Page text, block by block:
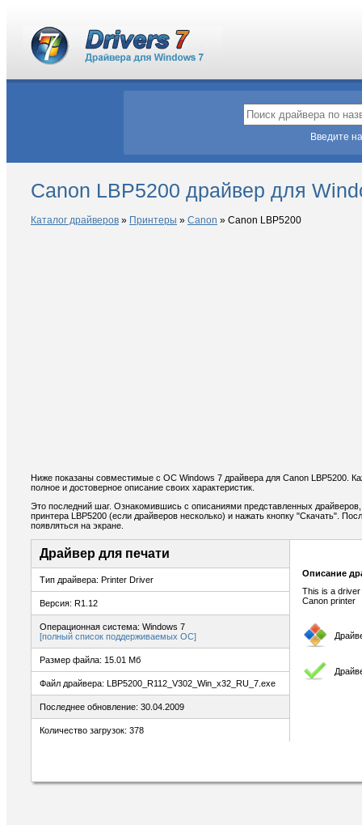
Введите
Canon LBP5200 драйвер для
Каталог драйверов » Принтеры » Canon » Canon LBP5200
Ниже показаны совместимые с ОС Windows 7 драйвера для Canon LBP5200.
полное и достоверное описание своих характеристик.
Это последний шаг. Ознакомившись с описаниями представленных
принтера LBP5200 (если драйверов несколько) и нажать кнопку "Скачать".
появляться на экране.
Драйвер для печати
Тип драйвера: Printer Driver
Версия: R1.12
Операционная система: Windows 7
[полный список поддерживаемых ОС]
Размер файла: 15.01 Мб
Файл драйвера: LBP5200_R112_V302_Win_x32_RU_7.exe
Последнее обновление: 30.04.2009
Количество загрузок: 378
Описание
This is a
Canon printer